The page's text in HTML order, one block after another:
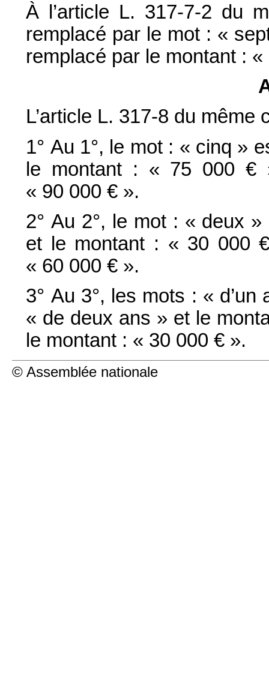
À l’article L. 317-7-2 du
remplacé par le mot : «
remplacé par le montant :
L’article L. 317-8 du même
1° Au 1°, le mot : « cinq »
le montant : « 75 000 €
« 90 000 € ».
2° Au 2°, le mot : « deux
et le montant : « 30 000
« 60 000 € ».
3° Au 3°, les mots : «
« de deux ans » et le
le montant : « 30 000 € ».
© Assemblée nationale